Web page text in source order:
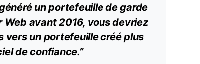
un portefeuille de garde
Web avant 2016, vous devriez
vers un portefeuille créé plus
de confiance.”